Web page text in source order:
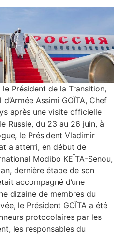
Président de la Transition,
Assimi GOÏTA, Chef
après une visite officielle
Russie, du 23 au 26 juin, à
le Président Vladimir
a atterri, en début de
Modibo KEÏTA-Senou,
dernière étape de son
accompagné d’une
dizaine de membres du
le Président GOÏTA a été
protocolaires par les
les responsables du